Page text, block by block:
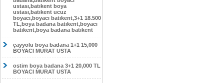
0554 184 41 66
GÖLBAŞI DAİRE BOYAMA 1000TL
EV,İŞYERİ BOYA BADANA USTASI
0554 184 41 66
SOKULLU DAİRE BOYAMA 1000TL
EV,İŞYERİ BOYA BADANA USTASI
ustası,batıkent boya
ustası,batıkent ucuz
boyacı,boyacı batıkent,3+1 18.500
TL,boya badana batıkent,boyacı
batıkent,boya badana batıkent
çayyolu boya badana 1+1 15,000
BOYACI MURAT USTA
ostim boya badana 3+1 20,000 TL
BOYACI MURAT USTA